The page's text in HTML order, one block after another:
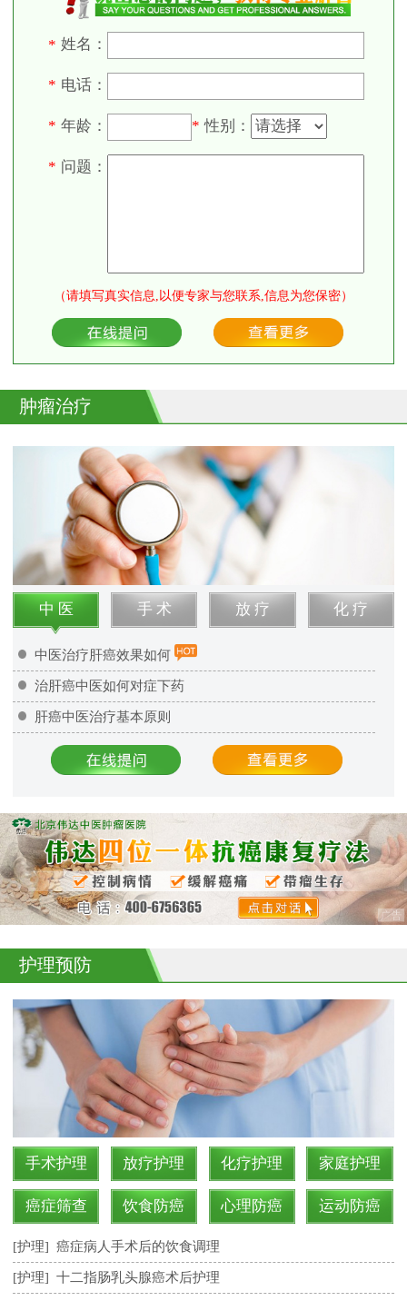
* 姓名：
* 电话：
* 年龄： * 性别：
* 问题：
（请填写真实信息,以便专家与您联系,信息为您保密）
肿瘤治疗
中 医 手 术 放 疗 化 疗
中医治疗肝癌效果如何
治肝癌中医如何对症下药
肝癌中医治疗基本原则
护理预防
手术护理 放疗护理 化疗护理 家庭护理
癌症筛查 饮食防癌 心理防癌 运动防癌
[护理] 癌症病人手术后的饮食调理
[护理] 十二指肠乳头腺癌术后护理